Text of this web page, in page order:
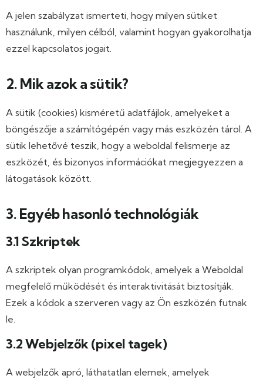
A jelen szabályzat ismerteti, hogy milyen sütiket
használunk, milyen célból, valamint hogyan gyakorolhatja
ezzel kapcsolatos jogait.
2. Mik azok a sütik?
A sütik (cookies) kisméretű adatfájlok, amelyeket a
böngészője a számítógépén vagy más eszközén tárol. A
sütik lehetővé teszik, hogy a weboldal felismerje az
eszközét, és bizonyos információkat megjegyezzen a
látogatások között.
3. Egyéb hasonló technológiák
3.1 Szkriptek
A szkriptek olyan programkódok, amelyek a Weboldal
megfelelő működését és interaktivitását biztosítják.
Ezek a kódok a szerveren vagy az Ön eszközén futnak
le.
3.2 Webjelzők (pixel tagek)
A webjelzők apró, láthatatlan elemek, amelyek